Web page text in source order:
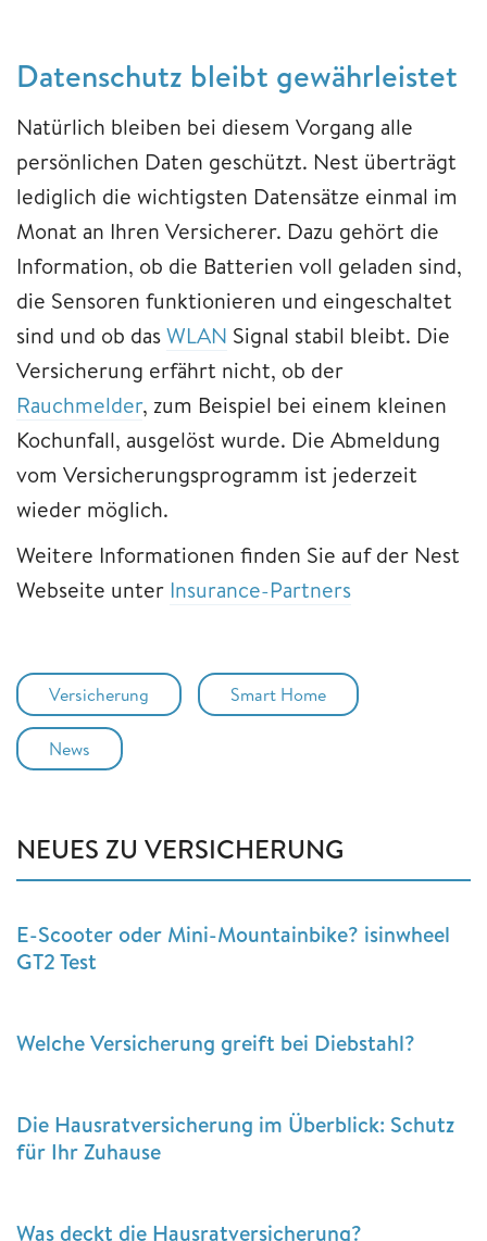
Datenschutz bleibt gewährleistet
Natürlich bleiben bei diesem Vorgang alle
persönlichen Daten geschützt. Nest überträgt
lediglich die wichtigsten Datensätze einmal im
Monat an Ihren Versicherer. Dazu gehört die
Information, ob die Batterien voll geladen sind,
die Sensoren funktionieren und eingeschaltet
sind und ob dasWLAN Signal stabil bleibt. Die
Versicherung erfährt nicht, ob der
Rauchmelder, zum Beispiel bei einem kleinen
Kochunfall, ausgelöst wurde. Die Abmeldung
vom Versicherungsprogramm ist jederzeit
wieder möglich.
Weitere Informationen finden Sie auf der Nest
Webseite unter Insurance-Partners
Versicherung Smart Home
News
NEUES ZU VERSICHERUNG
E-Scooter oder Mini-Mountainbike? isinwheel
GT2 Test
Welche Versicherung greift bei Diebstahl?
Die Hausratversicherung im Überblick: Schutz
für Ihr Zuhause
Was deckt die Hausratversicherung?